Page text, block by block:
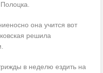
она учится вот
решила
в неделю ездить на